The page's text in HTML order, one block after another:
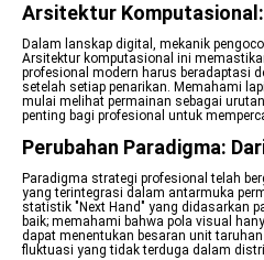
Arsitektur
Dalam lanskap digital, mekanik
Arsitektur komputasional ini
profesional modern harus beradaptasi
setelah setiap penarikan. Memahami
mulai melihat permainan sebagai
penting bagi profesional untuk
Perubahan Paradigma:
Paradigma strategi profesional telah
yang terintegrasi dalam antarmuka
statistik "Next Hand" yang didasarkan
baik; memahami bahwa pola visual
dapat menentukan besaran unit
fluktuasi yang tidak terduga dalam